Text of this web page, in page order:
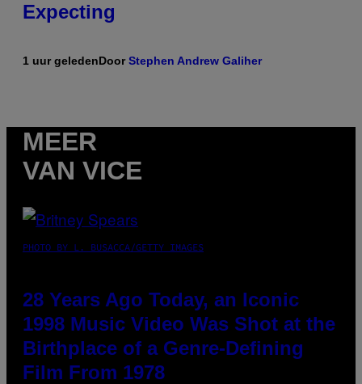
Expecting
1 uur geledenDoorStephen Andrew Galiher
MEER
VAN VICE
PHOTO BY L. BUSACCA/GETTY IMAGES
28 Years Ago Today, an Iconic
1998 Music Video Was Shot at the
Birthplace of a Genre-Defining
Film From 1978